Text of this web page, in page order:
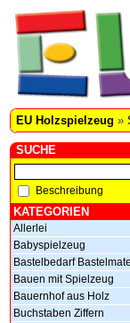
EU Holzspielzeug »
SUCHE
Beschreibung
KATEGORIEN
Allerlei
Babyspielzeug
Bastelbedarf
Bauen mit Spielzeug
Bauernhof aus Holz
Buchstaben Ziffern